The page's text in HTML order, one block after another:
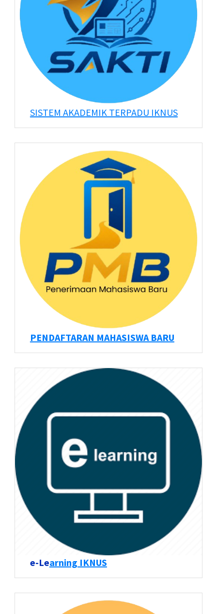
SISTEM AKADEMIK TERPADU IKNUS
PENDAFTARAN MAHASISWA BARU
e-Learning IKNUS